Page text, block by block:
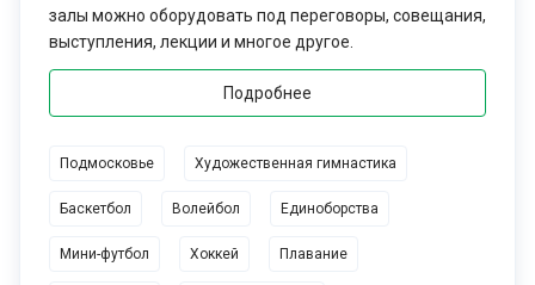
проживания, что позволяет спортсменам не отвлекаться на
бытовые вопросы, а максимально посвящать своё время
тренировкам. Кроме этого, всем участникам сборов по хоккею
доступны широкие возможности для отдыха, восстановления
нагрузок.
Узнать актуальную стоимость путевки в спортивный лагерь,
залы можно оборудовать под переговоры, совещания,
выступления, лекции и многое другое.
Подробнее
Подмосковье Художественная гимнастика
Баскетбол Волейбол Единоборства
Мини-футбол Хоккей Плавание